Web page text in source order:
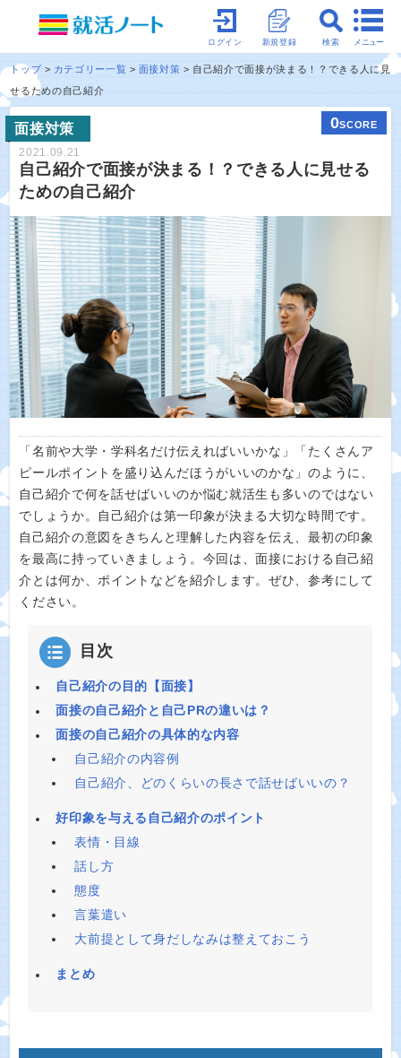
メニュー
検索
新規登録
ログイン
トップ カテゴリー一覧 面接対策
自己紹介で面接が決まる！？できる人に見
せるための自己紹介
面接対策 0SCORE
2021.09.21
自己紹介で面接が決まる！？できる人に見せる
ための自己紹介
「名前や大学・学科名だけ伝えればいいかな」「たくさんア
ピールポイントを盛り込んだほうがいいのかな」のように、
自己紹介で何を話せばいいのか悩む就活生も多いのではない
でしょうか。自己紹介は第一印象が決まる大切な時間です。
自己紹介の意図をきちんと理解した内容を伝え、最初の印象
を最高に持っていきましょう。今回は、面接における自己紹
介とは何か、ポイントなどを紹介します。ぜひ、参考にして
ください。
目次
自己紹介の目的【面接】
面接の自己紹介と自己PRの違いは？
面接の自己紹介の具体的な内容
自己紹介の内容例
自己紹介、どのくらいの長さで話せばいいの？
好印象を与える自己紹介のポイント
表情・目線
話し方
態度
言葉遣い
大前提として身だしなみは整えておこう
まとめ